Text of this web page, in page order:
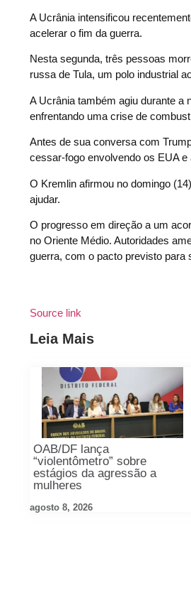
A Ucrânia intensificou
acelerar o fim da guerra.
Nesta segunda, três pessoas
russa de Tula, um polo industrial
A Ucrânia também agiu durante a
enfrentando uma crise de
Antes de sua conversa com
cessar-fogo envolvendo os EUA e
O Kremlin afirmou no domingo
ajudar.
O progresso em direção a um
no Oriente Médio. Autoridades
guerra, com o pacto previsto para
Source link
Leia Mais
OAB/DF lança
“violentômetro” sobre
estágios da agressão a
mulheres
agosto 8, 2026